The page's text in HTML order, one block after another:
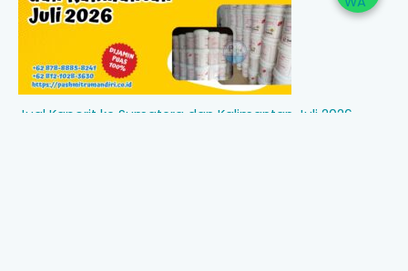
Jual Kaporit ke Sumatera dan Kalimantan Juli 2026